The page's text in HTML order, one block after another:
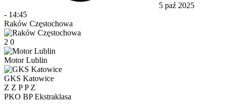
5 paź 2025
- 14:45
Raków Częstochowa
2 0
Motor Lublin
GKS Katowice
Z Z PP Z
PKO BP Ekstraklasa